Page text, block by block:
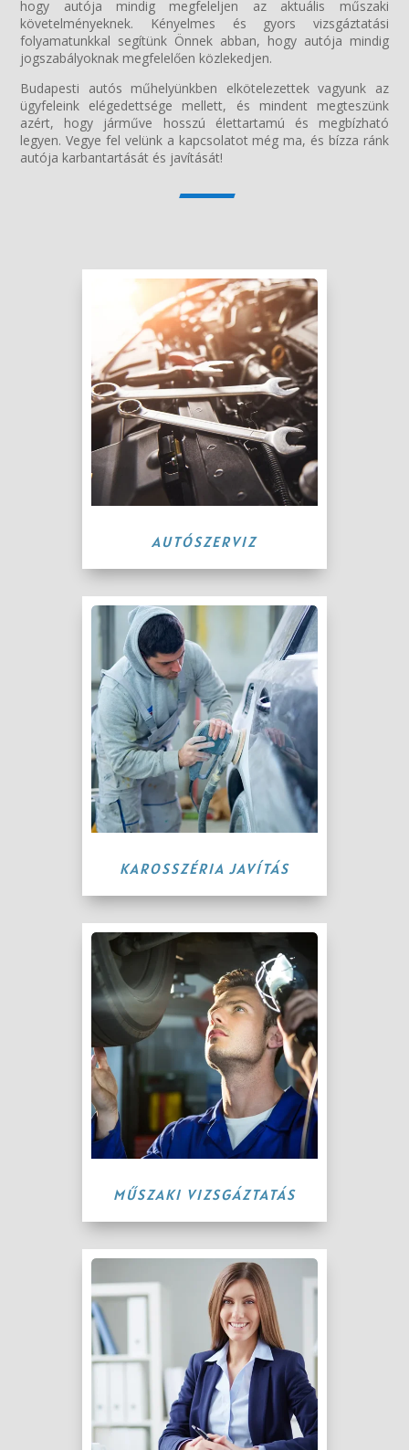
hogy autója mindig megfeleljen az aktuális műszaki
követelményeknek. Kényelmes és gyors vizsgáztatási
folyamatunkkal segítünk Önnek abban, hogy autója mindig
jogszabályoknak megfelelően közlekedjen.
Budapesti autós műhelyünkben elkötelezettek vagyunk az
ügyfeleink elégedettsége mellett, és mindent megteszünk
azért, hogy járműve hosszú élettartamú és megbízható
legyen. Vegye fel velünk a kapcsolatot még ma, és bízza ránk
autója karbantartását és javítását!
AUTÓSZERVIZ
KAROSSZÉRIA JAVÍTÁS
MŰSZAKI VIZSGÁZTATÁS